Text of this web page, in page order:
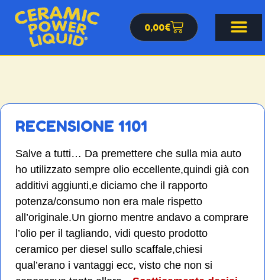
0,00€
RECENSIONE 1101
Salve a tutti… Da premettere che sulla mia auto
ho utilizzato sempre olio eccellente,quindi già con
additivi aggiunti,e diciamo che il rapporto
potenza/consumo non era male rispetto
all’originale.Un giorno mentre andavo a comprare
l’olio per il tagliando, vidi questo prodotto
ceramico per diesel sullo scaffale,chiesi
qual’erano i vantaggi ecc, visto che non si